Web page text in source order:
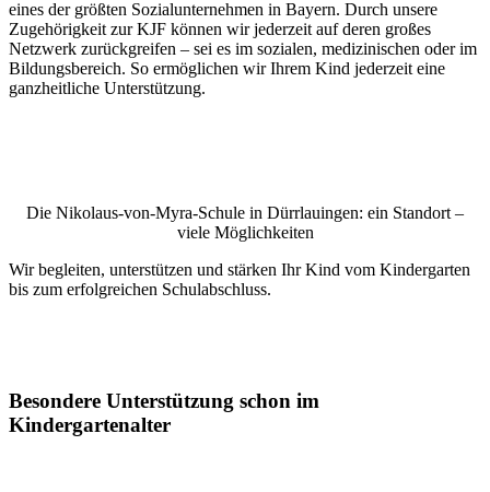
eines der größten Sozialunternehmen in Bayern. Durch unsere
Zugehörigkeit zur KJF können wir jederzeit auf deren großes
Netzwerk zurückgreifen – sei es im sozialen, medizinischen oder im
Bildungsbereich. So ermöglichen wir Ihrem Kind jederzeit eine
ganzheitliche Unterstützung.
Die Nikolaus-von-Myra-Schule in Dürrlauingen: ein Standort –
viele Möglichkeiten
Wir begleiten, unterstützen und stärken Ihr Kind vom Kindergarten
bis zum erfolgreichen Schulabschluss.
Besondere Unterstützung schon im
Kindergartenalter